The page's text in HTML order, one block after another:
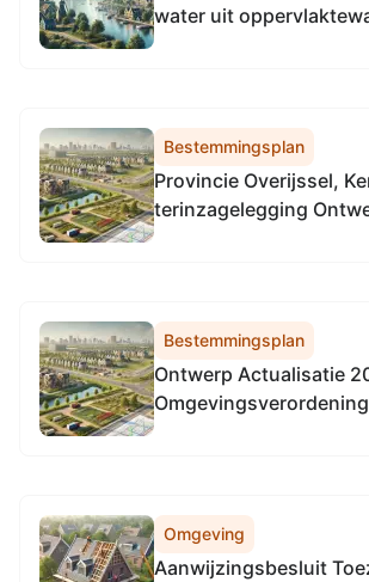
water uit
Bestemmingsplan
Provincie Overijssel,
terinzagelegging
Bestemmingsplan
Ontwerp Actualisatie
Omgeving
Aanwijzingsbesluit